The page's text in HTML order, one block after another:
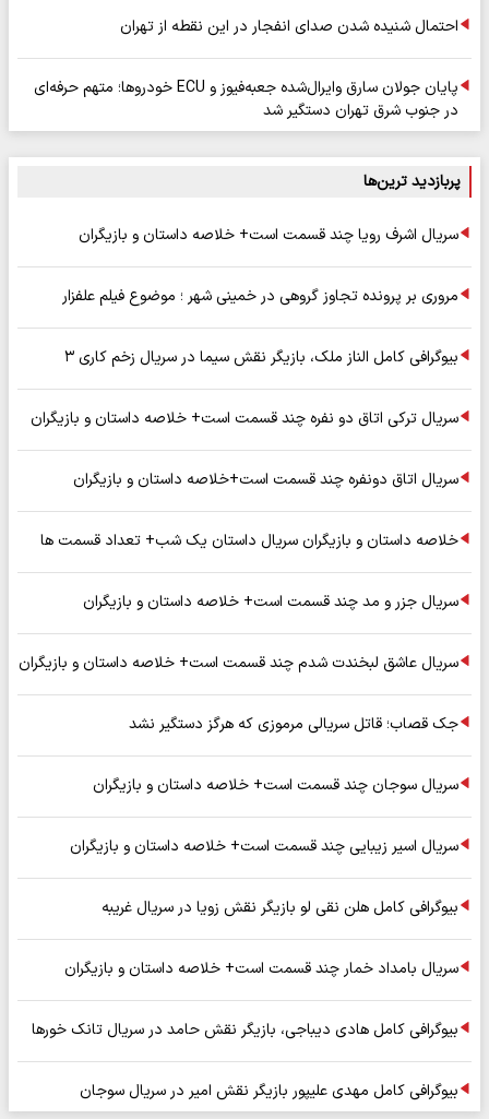
احتمال شنیده شدن صدای انفجار در این نقطه از تهران
پایان جولان سارق وایرال‌شده جعبه‌فیوز و ECU خودروها؛ متهم حرفه‌ای
در جنوب شرق تهران دستگیر شد
پربازدید ترین‌ها
سریال اشرف رویا چند قسمت است+ خلاصه داستان و بازیگران
مروری بر پرونده تجاوز گروهی در خمینی شهر ؛ موضوع فیلم علفزار
بیوگرافی کامل الناز ملک، بازیگر نقش سیما در سریال زخم کاری ۳
سریال ترکی اتاق دو نفره چند قسمت است+ خلاصه داستان و بازیگران
سریال اتاق دونفره چند قسمت است+خلاصه داستان و بازیگران
خلاصه داستان و بازیگران سریال داستان یک شب+ تعداد قسمت ها
سریال جزر و مد چند قسمت است+ خلاصه داستان و بازیگران
سریال عاشق لبخندت شدم چند قسمت است+ خلاصه داستان و بازیگران
جک قصاب؛ قاتل سریالی مرموزی که هرگز دستگیر نشد
سریال سوجان چند قسمت است+ خلاصه داستان و بازیگران
سریال اسیر زیبایی چند قسمت است+ خلاصه داستان و بازیگران
بیوگرافی کامل هلن نقی لو بازیگر نقش زویا در سریال غریبه
سریال بامداد خمار چند قسمت است+ خلاصه داستان و بازیگران
بیوگرافی کامل هادی دیباجی، بازیگر نقش حامد در سریال تانک خورها
بیوگرافی کامل مهدی علیپور بازیگر نقش امیر در سریال سوجان